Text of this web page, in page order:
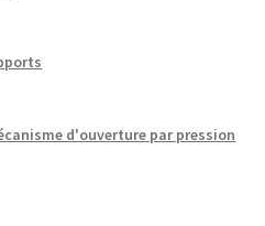
d'ouverture par pression